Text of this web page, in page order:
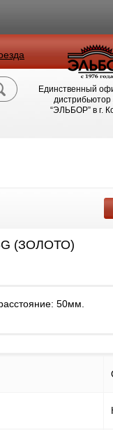
Единственный
дистрибьютор
“ЭЛЬБОР” в г.
(ЗОЛОТО)
50мм.